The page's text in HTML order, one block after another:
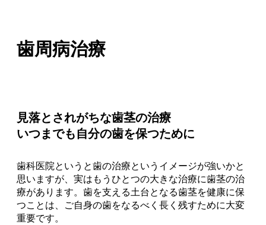
歯周病治療
見落とされがちな歯茎の治療
いつまでも自分の歯を保つために
歯科医院というと歯の治療というイメージが強いかと
思いますが、実はもうひとつの大きな治療に歯茎の治
療があります。歯を支える土台となる歯茎を健康に保
つことは、ご自身の歯をなるべく長く残すために大変
重要です。